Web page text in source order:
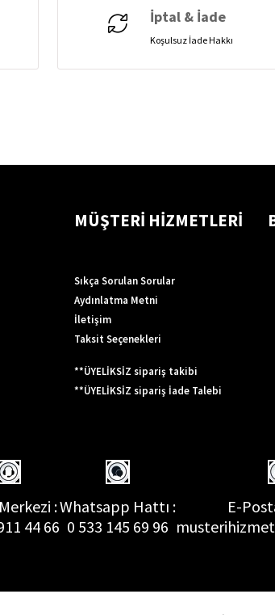
İptal & İade
Koşulsuz İade Hakkı
MÜŞTERİ HİZMETLERİ
Sıkça Sorulan Sorular
Aydınlatma Metni
İletişim
Taksit Seçenekleri
**ÜYELİKSİZ sipariş takibi
**ÜYELİKSİZ sipariş İade Talebi
:
44 66
Whatsapp Hattı :
0 533 145 69 96
E-